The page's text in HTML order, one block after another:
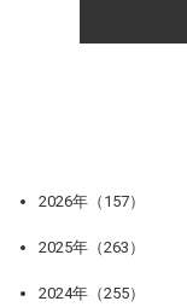
2026年（157）
2025年（263）
2024年（255）